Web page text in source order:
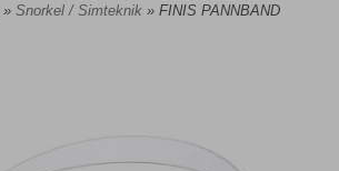
» Snorkel / Simteknik » FINIS PANNBAND